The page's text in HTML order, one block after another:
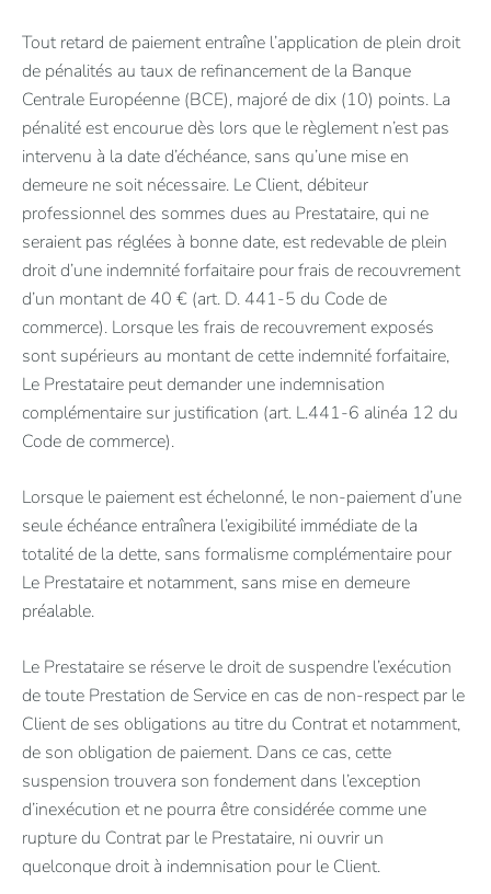
Tout retard de paiement entraîne l’application de plein droit
de pénalités au taux de refinancement de la Banque
Centrale Européenne (BCE), majoré de dix (10) points. La
pénalité est encourue dès lors que le règlement n’est pas
intervenu à la date d’échéance, sans qu’une mise en
demeure ne soit nécessaire. Le Client, débiteur
professionnel des sommes dues au Prestataire, qui ne
seraient pas réglées à bonne date, est redevable de plein
droit d’une indemnité forfaitaire pour frais de recouvrement
d’un montant de 40 € (art. D. 441-5 du Code de
commerce). Lorsque les frais de recouvrement exposés
sont supérieurs au montant de cette indemnité forfaitaire,
Le Prestataire peut demander une indemnisation
complémentaire sur justification (art. L.441-6 alinéa 12 du
Code de commerce).
Lorsque le paiement est échelonné, le non-paiement d’une
seule échéance entraînera l’exigibilité immédiate de la
totalité de la dette, sans formalisme complémentaire pour
Le Prestataire et notamment, sans mise en demeure
préalable.
Le Prestataire se réserve le droit de suspendre l’exécution
de toute Prestation de Service en cas de non-respect par le
Client de ses obligations au titre du Contrat et notamment,
de son obligation de paiement. Dans ce cas, cette
suspension trouvera son fondement dans l’exception
d’inexécution et ne pourra être considérée comme une
rupture du Contrat par le Prestataire, ni ouvrir un
quelconque droit à indemnisation pour le Client.